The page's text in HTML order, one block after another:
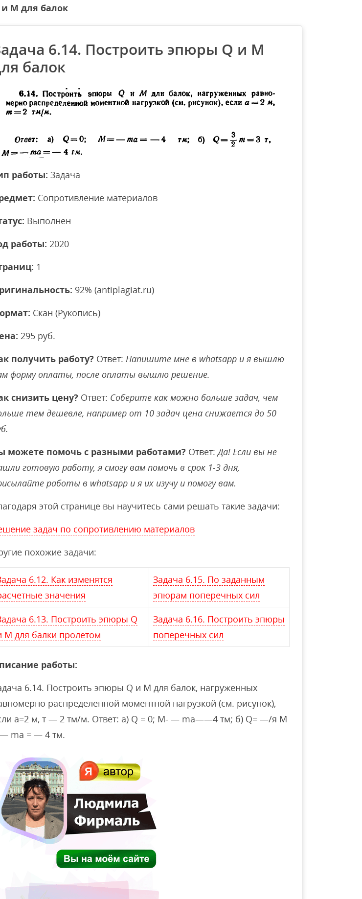
и М для балок
6.14. Построить эпюры Q и М
балок
работы: Задача
Сопротивление материалов
Выполнен
работы: 2020
1
92% (antiplagiat.ru)
Скан (Рукопись)
295 руб.
получить работу? Ответ: Напишите мне в whatsapp и я вышлю
форму оплаты, после оплаты вышлю решение.
снизить цену? Ответ: Соберите как можно больше задач, чем
тем дешевле, например от 10 задач цена снижается до 50
можете помочь с разными работами? Ответ:Да! Если вы не
готовую работу, я смогу вам помочь в срок 1-3 дня,
работы в whatsapp и я их изучу и помогу вам.
этой странице вы научитесь сами решать такие задачи:
задач по сопротивлению материалов
похожие задачи:
6.12. Как изменятся
значения
Задача 6.15. По заданным
эпюрам поперечных сил
6.13. Построить эпюры Q
М для балки пролетом
Задача 6.16. Построить эпюры
поперечных сил
работы:
6.14. Построить эпюры Q и М для балок, нагруженных
распределенной моментной нагрузкой (см. рисунок),
а=2 м, т — 2 тм/м. Ответ: a) Q = 0; М- — ma——4 тм; б) Q= —/я М
ma = — 4 тм.